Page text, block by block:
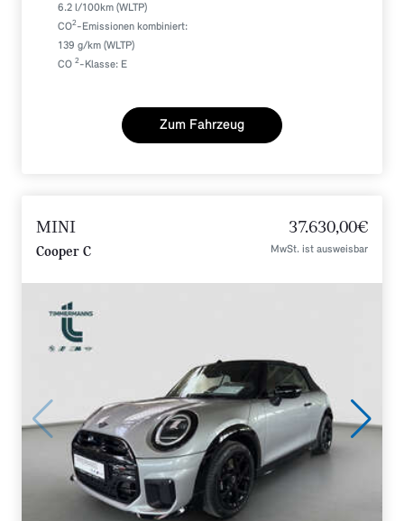
6.2 l/100km (WLTP)
CO2-Emissionen kombiniert:
139 g/km (WLTP)
CO 2-Klasse: E
Zum Fahrzeug
MINI
Cooper C
37.630,00€
MwSt. ist ausweisbar